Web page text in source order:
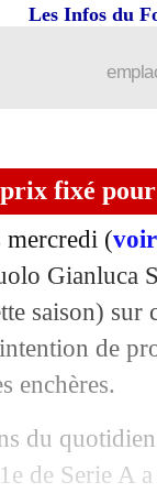
Les Infos du
fixé
(
Gianluca
saison) sur
de
enchères.
du
de Serie A
retenu
pour 5 à 10
levée
l'OM
à attendre
Serie A ?
l'a mal